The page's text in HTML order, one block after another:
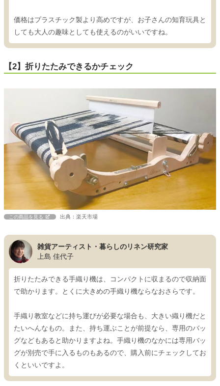
価格はプラスチック製より高めですが、お子さんの知育玩具と
しても大人の趣味としても使えるのがいいですね。
【2】折りたたみできるかチェック
この商品を見る 出典：楽天市場
雑貨アーティスト・暮らしのリネン研究家
上島 佳代子
折りたたみできる手織り機は、コンパクトに収まるので収納面
で助かります。とくに大きめの手織り機ならなおさらです。
手織り教室などに持ち運びが必要な場合も、大きい織り機だと
たいへんなもの。また、持ち運ぶことが前提なら、専用のバッ
グなどもあると助かりますよね。手織り機のなかには専用バッ
グが別売で手に入るものもあるので、購入前にチェックしてお
くといいですよ。